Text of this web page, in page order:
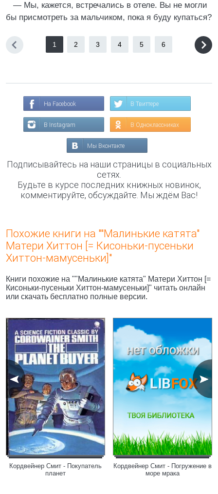
— Мы, кажется, встречались в отеле. Вы не могли
бы присмотреть за мальчиком, пока я буду купаться?
1 2 3 4 5 6
На Facebook В Твиттере
В Instagram В Одноклассниках
Мы Вконтакте
Подписывайтесь на наши страницы в социальных
сетях.
Будьте в курсе последних книжных новинок,
комментируйте, обсуждайте. Мы ждём Вас!
Похожие книги на ""Малинькие катята"
Матери Хиттон [= Кисоньки-пусеньки
Хиттон-мамусеньки]"
Книги похожие на ""Малинькие катята" Матери Хиттон [=
Кисоньки-пусеньки Хиттон-мамусеньки]" читать онлайн
или скачать бесплатно полные версии.
Кордвейнер Смит - Покупатель
планет
Кордвейнер Смит - Погружение в
море мрака